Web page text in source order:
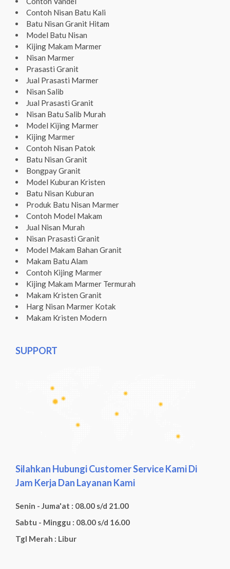
Contoh Nisan Batu Kali
Batu Nisan Granit Hitam
Model Batu Nisan
Kijing Makam Marmer
Nisan Marmer
Prasasti Granit
Jual Prasasti Marmer
Nisan Salib
Jual Prasasti Granit
Nisan Batu Salib Murah
Model Kijing Marmer
Kijing Marmer
Contoh Nisan Patok
Batu Nisan Granit
Bongpay Granit
Model Kuburan Kristen
Batu Nisan Kuburan
Produk Batu Nisan Marmer
Contoh Model Makam
Jual Nisan Murah
Nisan Prasasti Granit
Model Makam Bahan Granit
Makam Batu Alam
Contoh Kijing Marmer
Kijing Makam Marmer Termurah
Makam Kristen Granit
Harg Nisan Marmer Kotak
Makam Kristen Modern
SUPPORT
Silahkan Hubungi Customer Service Kami Di
Jam Kerja Dan Layanan Kami
Senin - Juma'at : 08.00 s/d 21.00
Sabtu - Minggu : 08.00 s/d 16.00
Tgl Merah : Libur